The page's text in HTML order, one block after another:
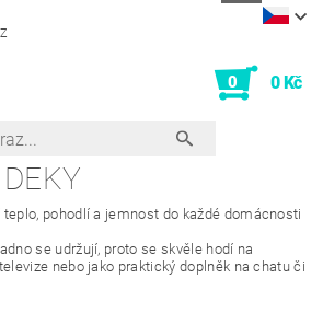
0 0 Kč
pohodlí a jemnost do každé domácnosti
se udržují, proto se skvěle hodí na
nebo jako praktický doplněk na chatu či